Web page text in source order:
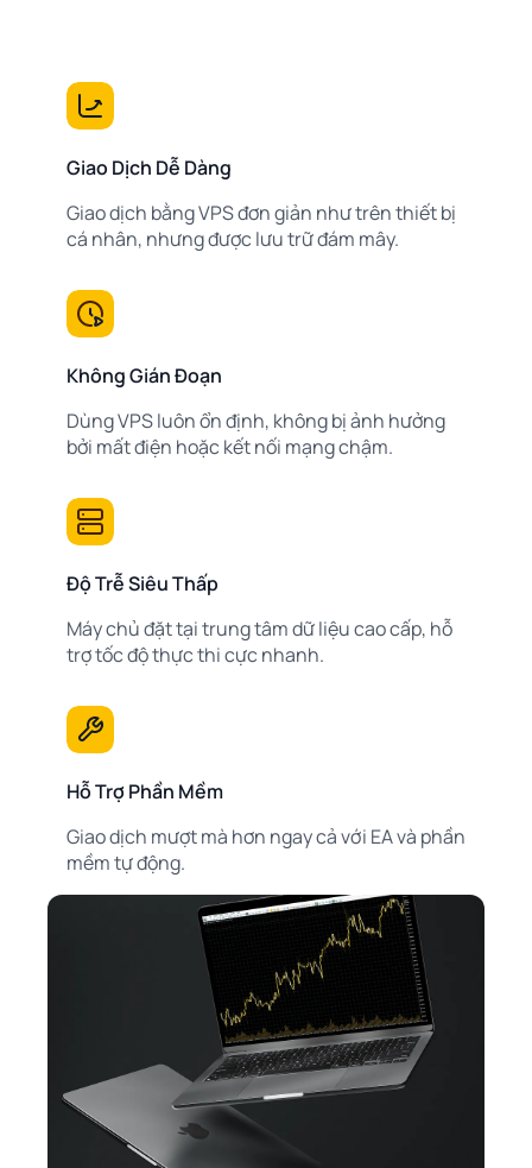
Giao Dịch Dễ Dàng
Giao dịch bằng VPS đơn giản như trên thiết bị
cá nhân, nhưng được lưu trữ đám mây.
Không Gián Đoạn
Dùng VPS luôn ổn định, không bị ảnh hưởng
bởi mất điện hoặc kết nối mạng chậm.
Độ Trễ Siêu Thấp
Máy chủ đặt tại trung tâm dữ liệu cao cấp, hỗ
trợ tốc độ thực thi cực nhanh.
Hỗ Trợ Phần Mềm
Giao dịch mượt mà hơn ngay cả với EA và phần
mềm tự động.